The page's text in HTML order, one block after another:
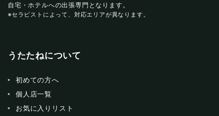
自宅・ホテルへの出張専門となります。
※セラピストによって、対応エリアが異なります。
うたたねについて
初めての方へ
個人店一覧
お気に入りリスト